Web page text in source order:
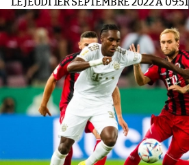
LE JEUDI 1ER SEPTEMBRE 2022 À 09:51